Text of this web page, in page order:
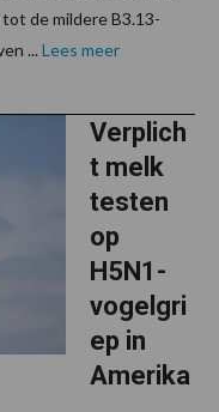
de mildere B3.13-
... Lees meer
Verplich
t melk
testen
op
H5N1-
vogelgri
ep in
Amerika